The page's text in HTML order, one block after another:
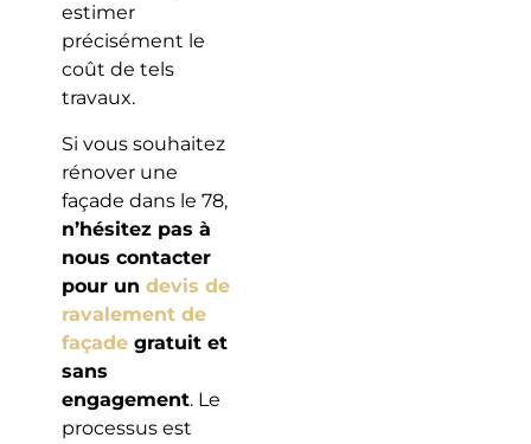
estimer
précisément le
coût de tels
travaux.
Si vous souhaitez
rénover une
façade dans le 78,
n’hésitez pas à
nous contacter
pour un devis de
ravalement de
façadegratuit et
sans
engagement. Le
processus est